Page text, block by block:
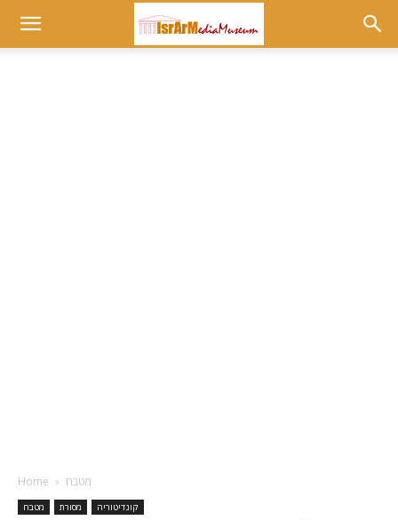
Museum
Home מטבח
מטבח מסורת קונדיטוריה